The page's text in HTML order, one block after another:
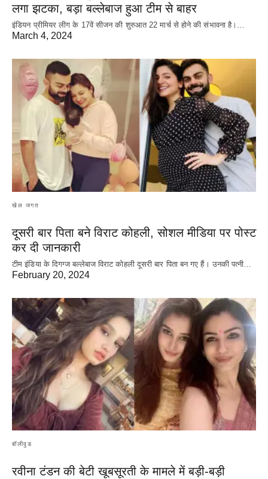
लगा झटका, बड़ा बल्लेबाज हुआ टीम से बाहर
इंडियन प्रीमियर लीग के 17वें सीजन की शुरुआत 22 मार्च से होने की संभावना है।…
March 4, 2024
खेल जगत
दूसरी बार‌ पिता बने विराट कोहली, सोशल मीडिया पर पोस्ट
कर दी‌ जानकारी
टीम इंडिया के दिगग्ज बल्लेबाज विराट कोहली दूसरी बार पिता बन गए हैं। उनकी पत्नी…
February 20, 2024
बॉलीवुड
रवीना टंडन की बेटी खूबसूरती के मामले में बड़ी-बड़ी